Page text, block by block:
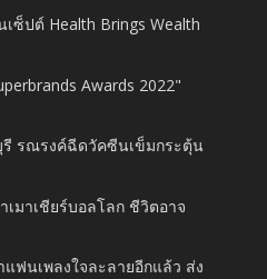
เซ็ปต์ Health Brings Wealth
Awards 2022"
รณรงค์ฉีดวัคซีนเข็มกระตุ้น
มาเชียร์บอลโลก ชีวิตอาจ
แฟนเพลงใจละลายอีกแล้ว ส่ง